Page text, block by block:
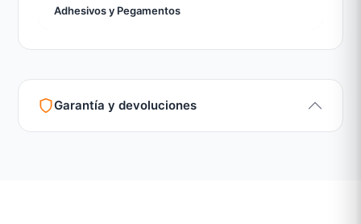
Adhesivos y Pegamentos
Garantía y devoluciones